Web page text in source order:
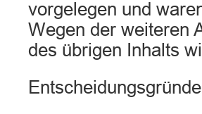
vorgelegen und
Wegen der weiteren
des übrigen Inhalts
Entscheidungsgründe